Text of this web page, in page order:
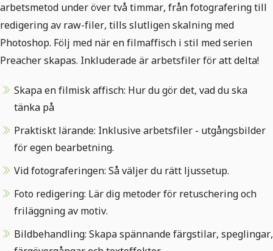
arbetsmetod under över två timmar, från fotografering till
redigering av raw-filer, tills slutligen skalning med
Photoshop. Följ med när en filmaffisch i stil med serien
Preacher skapas. Inkluderade är arbetsfiler för att delta!
Skapa en filmisk affisch: Hur du gör det, vad du ska
tänka på
Praktiskt lärande: Inklusive arbetsfiler - utgångsbilder
för egen bearbetning.
Vid fotograferingen: Så väljer du rätt ljussetup.
Foto redigering: Lär dig metoder för retuschering och
friläggning av motiv.
Bildbehandling: Skapa spännande färgstilar, speglingar,